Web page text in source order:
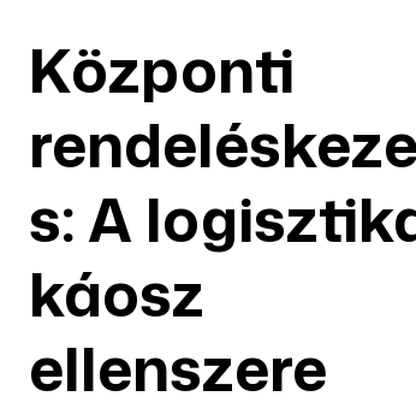
Központi
s: A
káosz
ellenszere